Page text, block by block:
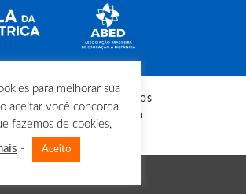
Copyright - Todos os direitos
reservados - Sala da Elétrica
para melhorar sua
aceitar você concorda
fazemos de cookies,
- Aceito